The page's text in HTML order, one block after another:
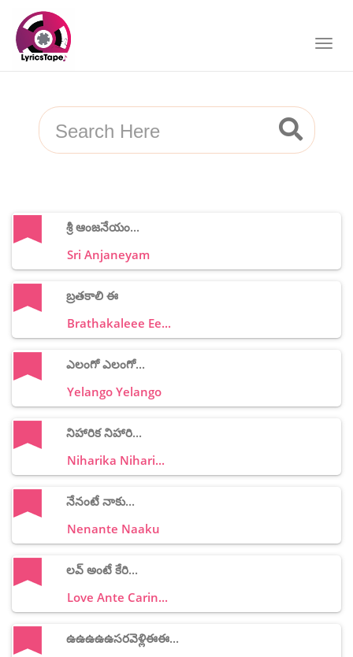
శ్రీ ఆంజనేయం...
Sri Anjaneyam
బ్రతకాలి ఈ
Brathakaleee Ee...
ఎలంగో ఎలంగో...
Yelango Yelango
నిహారిక నిహారి...
Niharika Nihari...
నేనంటే నాకు...
Nenante Naaku
లవ్ అంటే కేరి...
Love Ante Carin...
ఉఉఉఉఉసరవెళ్లిఈఈ...